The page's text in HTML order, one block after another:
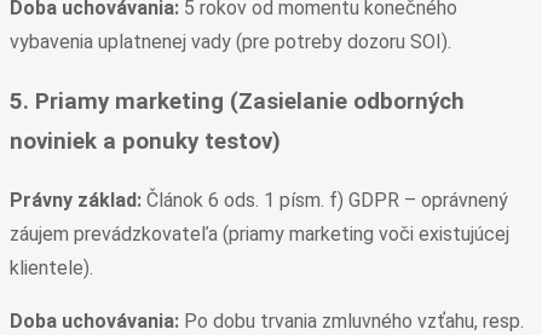
Doba uchovávania: 5 rokov od momentu konečného
vybavenia uplatnenej vady (pre potreby dozoru SOI).
5. Priamy marketing (Zasielanie odborných
noviniek a ponuky testov)
Právny základ: Článok 6 ods. 1 písm. f) GDPR – oprávnený
záujem prevádzkovateľa (priamy marketing voči existujúcej
klientele).
Doba uchovávania: Po dobu trvania zmluvného vzťahu, resp.